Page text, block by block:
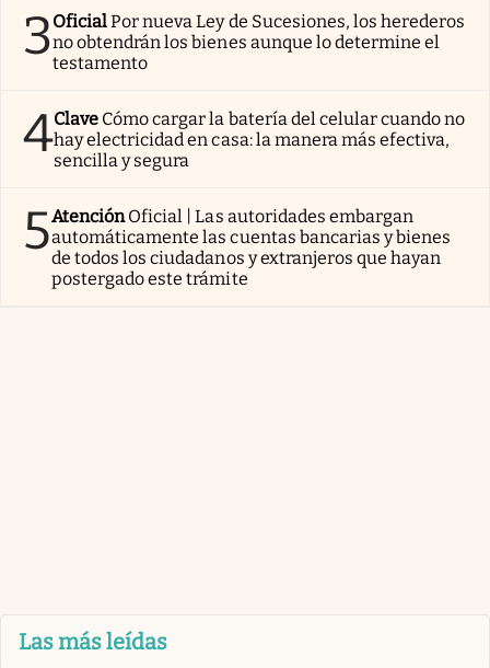
3OficialPor nueva Ley de Sucesiones, los herederos
no obtendrán los bienes aunque lo determine el
testamento
4Clave Cómo cargar la batería del celular cuando no
hay electricidad en casa: la manera más efectiva,
sencilla y segura
5AtenciónOficial | Las autoridades embargan
automáticamente las cuentas bancarias y bienes
de todos los ciudadanos y extranjeros que hayan
postergado este trámite
Las más leídas